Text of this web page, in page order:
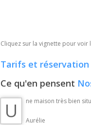
Cliquez sur la vignette pour voir
Tarifs et réservation
Ce qu'en pensent
U ne maison très bien
Aurélie